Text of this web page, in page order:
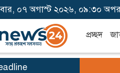
০৭ অগাস্ট ২০২৬, ০৯:৩০
প্রচ্ছদ